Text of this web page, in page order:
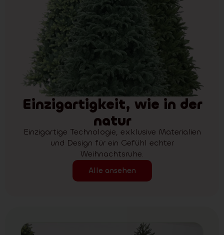
Einzigartigkeit, wie in der
natur
Einzigartige Technologie, exklusive Materialien
und Design für ein Gefühl echter
Weihnachtsruhe.
Alle ansehen